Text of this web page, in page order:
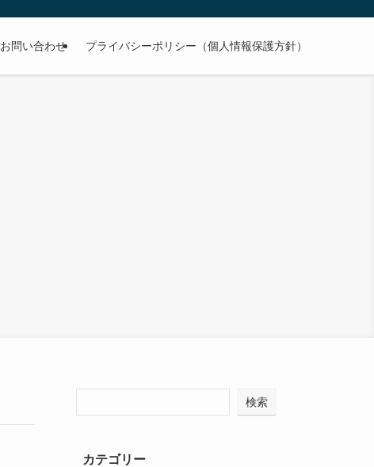
お問い合わせ プライバシーポリシー（個人情報保護方針）
検索
カテゴリー